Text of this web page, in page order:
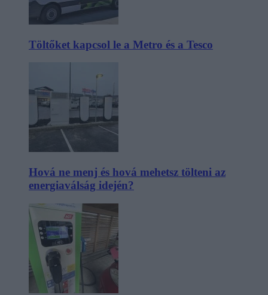
Töltőket kapcsol le a Metro és a Tesco
Hová ne menj és hová mehetsz tölteni az
energiaválság idején?